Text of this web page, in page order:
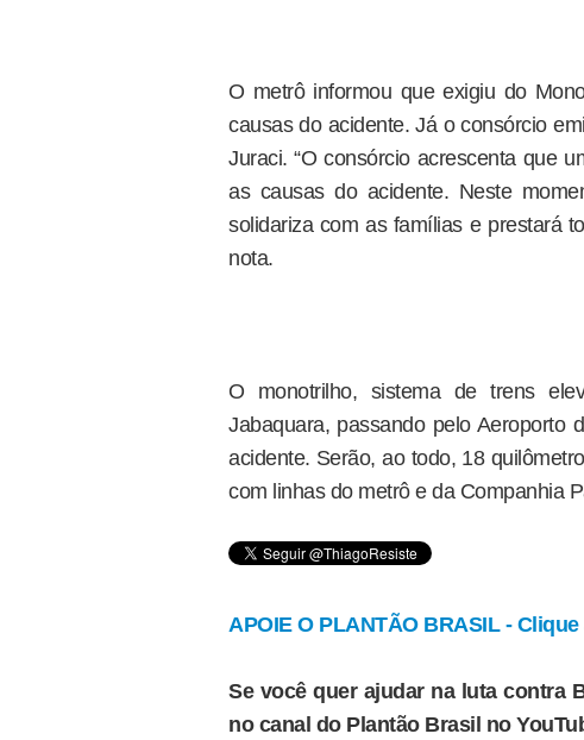
O metrô informou que exigiu do
causas do acidente. Já o consórcio
Juraci. “O consórcio acrescenta que
as causas do acidente. Neste
solidariza com as famílias e prestará
nota.
O monotrilho, sistema de trens
Jabaquara, passando pelo Aeroporto
acidente. Serão, ao todo, 18
com linhas do metrô e da Companhia
APOIE O PLANTÃO BRASIL -
Se você quer ajudar na luta contra
no canal do Plantão Brasil no